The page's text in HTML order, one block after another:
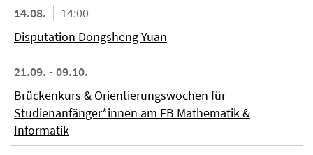
14.08.
14:00
Disputation Dongsheng Yuan
21.09. - 09.10.
Brückenkurs & Orientierungswochen für
Studienanfänger*innen am FB Mathematik &
Informatik